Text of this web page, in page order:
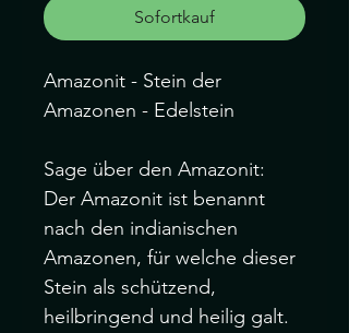
Sofortkauf
Amazonit - Stein der
Amazonen - Edelstein
Sage über den Amazonit:
Der Amazonit ist benannt
nach den indianischen
Amazonen, für welche dieser
Stein als schützend,
heilbringend und heilig galt.